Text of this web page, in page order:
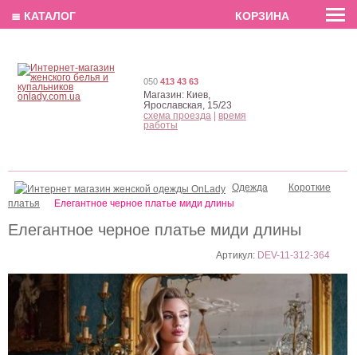
EN РУС
Елегантное черное платье миди длины
Артикул: DEV-11-312-364
Одежда
Короткие
платья
Елегантное черное платье миди длины
050 413 43 63
Магазин: Киев,
Ярославская, 15/23
схема проезда
время
работы
≣ КАТАЛОГ КОРЗИНА